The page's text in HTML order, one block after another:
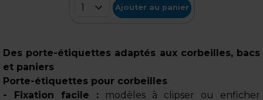
1 Ajouter au panier
Des porte-étiquettes adaptés aux corbeilles, bacs
et paniers
Porte-étiquettes pour corbeilles
- Fixation facile : modèles à clipser ou enficher